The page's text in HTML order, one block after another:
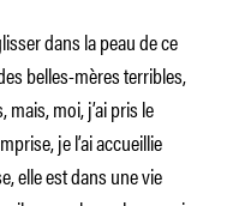
dans la peau de ce
belles-mères terribles,
moi, j’ai pris le
je l’ai accueillie
elle est dans une vie